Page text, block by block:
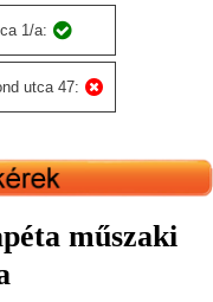
1/a:
utca 47:
műszaki